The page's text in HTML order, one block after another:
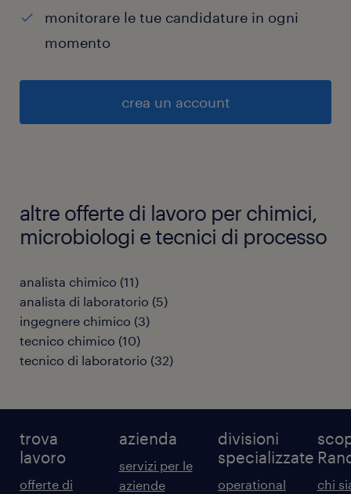
monitorare le tue candidature in ogni
momento
crea un account
altre offerte di lavoro per chimici,
microbiologi e tecnici di processo
analista chimico (11)
analista di laboratorio (5)
ingegnere chimico (3)
tecnico chimico (10)
tecnico di laboratorio (32)
trova
lavoro
offerte di
azienda
servizi per le
aziende
divisioni
specializzate
operational
chi